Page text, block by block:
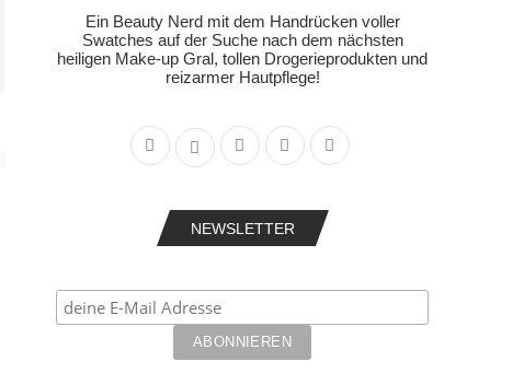
Ein Beauty Nerd mit dem Handrücken voller
Swatches auf der Suche nach dem nächsten
heiligen Make-up Gral, tollen Drogerieprodukten und
reizarmer Hautpflege!
NEWSLETTER